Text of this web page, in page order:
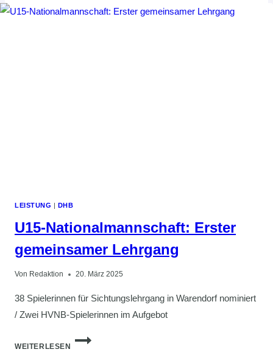
LEISTUNG | DHB
U15-Nationalmannschaft: Erster
gemeinsamer Lehrgang
Von Redaktion 20. März 2025
38 Spielerinnen für Sichtungslehrgang in Warendorf nominiert
/ Zwei HVNB-Spielerinnen im Aufgebot
WEITERLESEN
U15-